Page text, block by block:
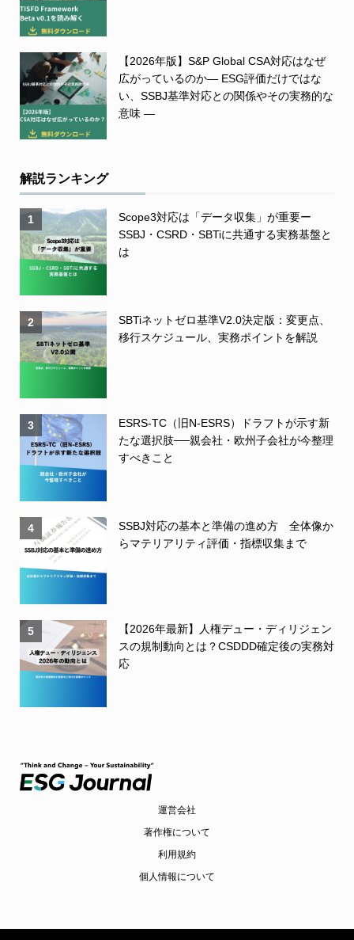
【2026年版】S&P Global CSA対応はなぜ
広がっているのか― ESG評価だけではな
い、SSBJ基準対応との関係やその実務的な
意味 ―
解説ランキング
1
Scope3対応は「データ収集」が重要ー
SSBJ・CSRD・SBTiに共通する実務基盤と
は
2
SBTiネットゼロ基準V2.0決定版：変更点、
移行スケジュール、実務ポイントを解説
3
ESRS-TC（旧N-ESRS）ドラフトが示す新
たな選択肢──親会社・欧州子会社が今整理
すべきこと
4
SSBJ対応の基本と準備の進め方 全体像か
らマテリアリティ評価・指標収集まで
5
【2026年最新】人権デュー・ディリジェン
スの規制動向とは？CSDDD確定後の実務対
応
運営会社
著作権について
利用規約
個人情報について